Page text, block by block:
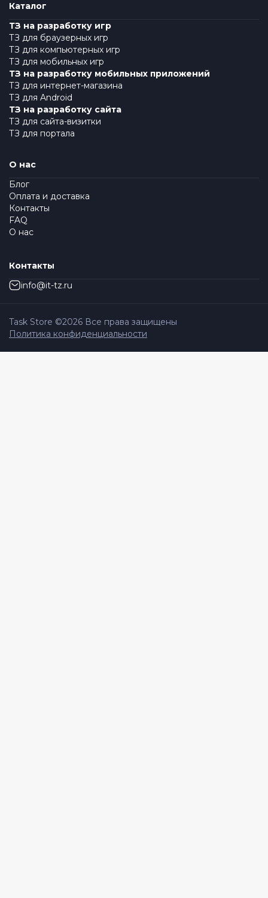
Каталог
ТЗ на разработку игр
ТЗ для браузерных игр
ТЗ для компьютерных игр
ТЗ для мобильных игр
ТЗ на разработку мобильных приложений
ТЗ для интернет-магазина
ТЗ для Android
ТЗ на разработку сайта
ТЗ для сайта-визитки
ТЗ для портала
О нас
Блог
Оплата и доставка
Контакты
FAQ
О нас
Контакты
info@it-tz.ru
Task Store ©2026 Все права защищены
Политика конфиденциальности